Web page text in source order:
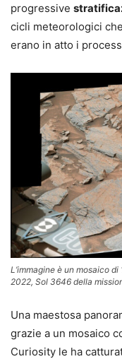
progressive
cicli meteorologici
erano in atto i
L’immagine è un mosaico
2022, Sol 3646 della
Una maestosa
grazie a un mosaico
Curiosity le ha